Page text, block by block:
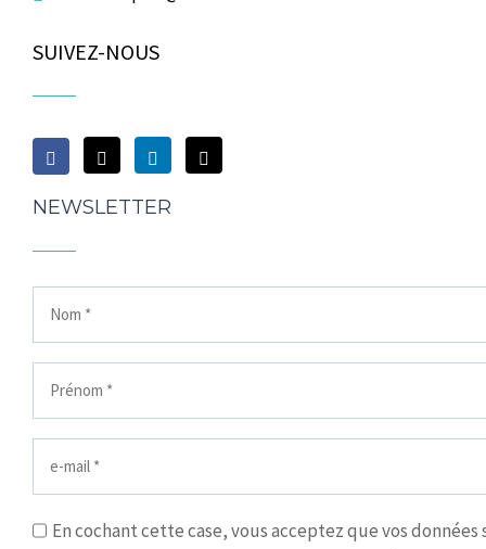
SUIVEZ-NOUS
NEWSLETTER
En cochant cette case, vous acceptez que vos